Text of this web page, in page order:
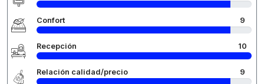
Confort 9
Recepción 10
Relación calidad/precio 9